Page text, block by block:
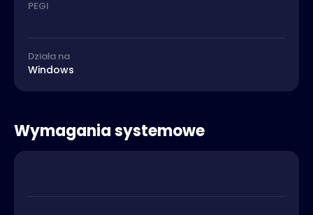
PEGI
Działa na
Windows
Wymagania systemowe